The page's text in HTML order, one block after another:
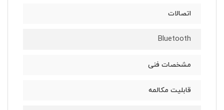
اتصالات
Bluetooth
مشخصات فنی
قابلیت مکالمه